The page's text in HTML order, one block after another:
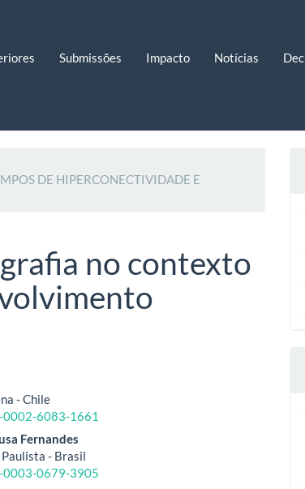
Submissões Impacto Notícias
DE HIPERCONECTIVIDADE E
no contexto
- Chile
6083-1661
Fernandes
- Brasil
0679-3905